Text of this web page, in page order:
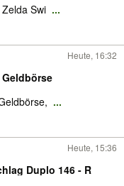
Swi ...
Heute, 16:32
Geldbörse
...
Heute, 15:36
Zehenoffener Beschlag Duplo 146 - R